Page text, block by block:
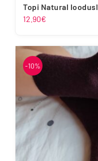
Topi Natural
12.90€
-10%